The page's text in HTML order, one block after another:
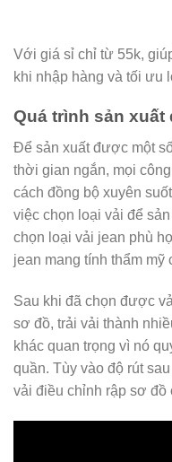
Với giá sỉ chỉ từ 55k,
khi nhập hàng và tối ưu
Quá trình sản
Để sản xuất được một
thời gian ngắn, mọi
cách đồng bộ xuyên
việc chọn loại vải để
chọn loại vải jean phù
jean mang tính thẩm
Sau khi đã chọn được
sơ đồ, trải vải thành
khác quan trọng vì nó
quần. Tùy vào độ rút
vải điều chỉnh rập sơ đồ